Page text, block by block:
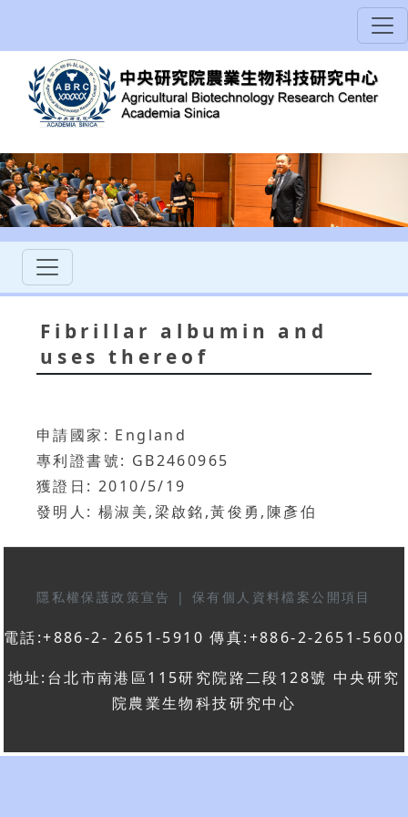
Fibrillar albumin and
uses thereof
申請國家: England
專利證書號: GB2460965
獲證日: 2010/5/19
發明人: 楊淑美,梁啟銘,黃俊勇,陳彥伯
隱私權保護政策宣告 | 保有個人資料檔案公開項目
電話:+886-2- 2651-5910 傳真:+886-2-2651-5600
地址:台北市南港區115研究院路二段128號 中央研究
院農業生物科技研究中心